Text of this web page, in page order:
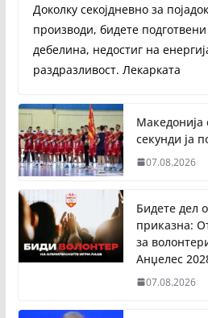
Доколку секојдневно за
производи, бидете
дебелина, недостиг на
раздразливост. Лекарката
Македонија
секунди ја
07.08.2026
Бидете дел
приказна:
за
Анџелес
07.08.2026